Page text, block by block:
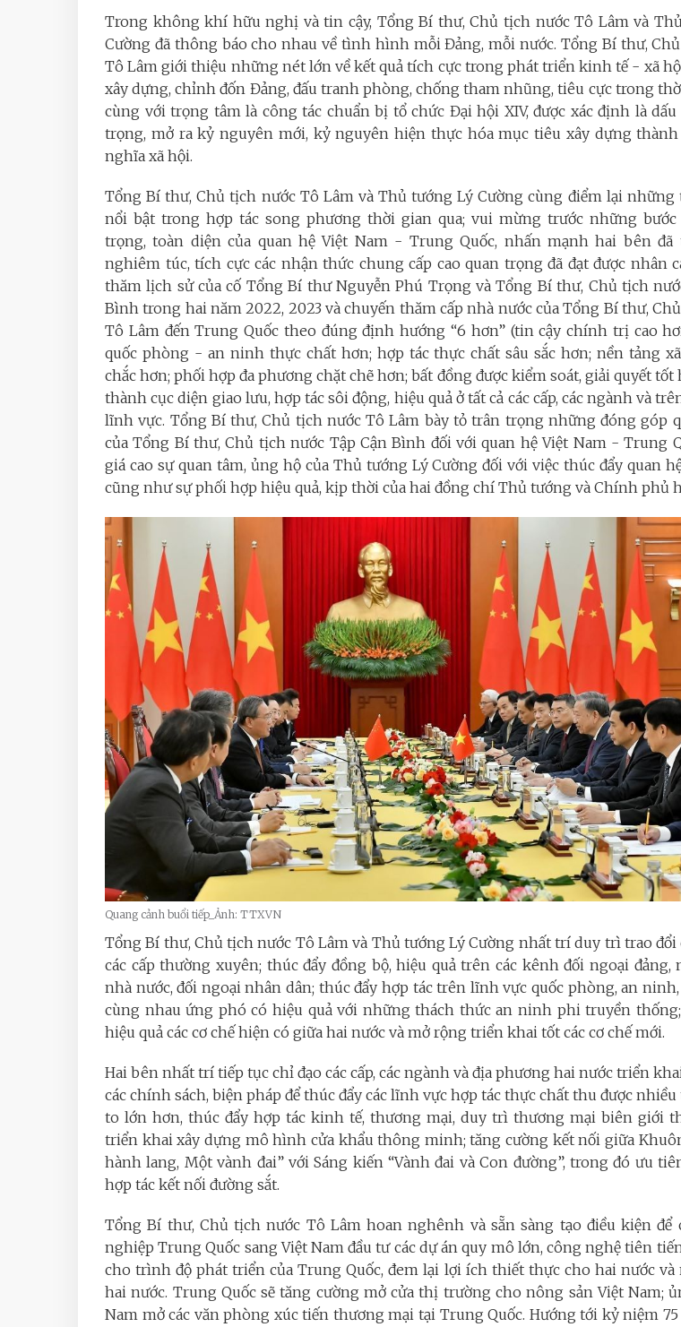
Trong không khí hữu nghị và tin cậy, Tổng Bí thư, Chủ tịch nước Tô Lâm và
Cường đã thông báo cho nhau về tình hình mỗi Đảng, mỗi nước. Tổng Bí thư,
Tô Lâm giới thiệu những nét lớn về kết quả tích cực trong phát triển kinh tế - xã
xây dựng, chỉnh đốn Đảng, đấu tranh phòng, chống tham nhũng, tiêu cực trong
cùng với trọng tâm là công tác chuẩn bị tổ chức Đại hội XIV, được xác định là dấu
trọng, mở ra kỷ nguyên mới, kỷ nguyên hiện thực hóa mục tiêu xây dựng
nghĩa xã hội.
Tổng Bí thư, Chủ tịch nước Tô Lâm và Thủ tướng Lý Cường cùng điểm lại những
nổi bật trong hợp tác song phương thời gian qua; vui mừng trước những bước
trọng, toàn diện của quan hệ Việt Nam - Trung Quốc, nhấn mạnh hai bên
nghiêm túc, tích cực các nhận thức chung cấp cao quan trọng đã đạt được nhân
thăm lịch sử của cố Tổng Bí thư Nguyễn Phú Trọng và Tổng Bí thư, Chủ tịch
Bình trong hai năm 2022, 2023 và chuyến thăm cấp nhà nước của Tổng Bí thư,
Tô Lâm đến Trung Quốc theo đúng định hướng “6 hơn” (tin cậy chính trị cao
quốc phòng - an ninh thực chất hơn; hợp tác thực chất sâu sắc hơn; nền tảng
chắc hơn; phối hợp đa phương chặt chẽ hơn; bất đồng được kiểm soát, giải quyết
thành cục diện giao lưu, hợp tác sôi động, hiệu quả ở tất cả các cấp, các ngành và
lĩnh vực. Tổng Bí thư, Chủ tịch nước Tô Lâm bày tỏ trân trọng những đóng góp
của Tổng Bí thư, Chủ tịch nước Tập Cận Bình đối với quan hệ Việt Nam - Trung
giá cao sự quan tâm, ủng hộ của Thủ tướng Lý Cường đối với việc thúc đẩy quan
cũng như sự phối hợp hiệu quả, kịp thời của hai đồng chí Thủ tướng và Chính phủ
Quang cảnh buổi tiếp_Ảnh: TTXVN
Tổng Bí thư, Chủ tịch nước Tô Lâm và Thủ tướng Lý Cường nhất trí duy trì trao đổi
các cấp thường xuyên; thúc đẩy đồng bộ, hiệu quả trên các kênh đối ngoại đảng,
nhà nước, đối ngoại nhân dân; thúc đẩy hợp tác trên lĩnh vực quốc phòng, an
cùng nhau ứng phó có hiệu quả với những thách thức an ninh phi truyền
hiệu quả các cơ chế hiện có giữa hai nước và mở rộng triển khai tốt các cơ chế mới.
Hai bên nhất trí tiếp tục chỉ đạo các cấp, các ngành và địa phương hai nước triển
các chính sách, biện pháp để thúc đẩy các lĩnh vực hợp tác thực chất thu được
to lớn hơn, thúc đẩy hợp tác kinh tế, thương mại, duy trì thương mại biên giới
triển khai xây dựng mô hình cửa khẩu thông minh; tăng cường kết nối giữa
hành lang, Một vành đai” với Sáng kiến “Vành đai và Con đường”, trong đó ưu
hợp tác kết nối đường sắt.
Tổng Bí thư, Chủ tịch nước Tô Lâm hoan nghênh và sẵn sàng tạo điều kiện để
nghiệp Trung Quốc sang Việt Nam đầu tư các dự án quy mô lớn, công nghệ tiên
cho trình độ phát triển của Trung Quốc, đem lại lợi ích thiết thực cho hai nước và
hai nước. Trung Quốc sẽ tăng cường mở cửa thị trường cho nông sản Việt Nam;
Nam mở các văn phòng xúc tiến thương mại tại Trung Quốc. Hướng tới kỷ niệm